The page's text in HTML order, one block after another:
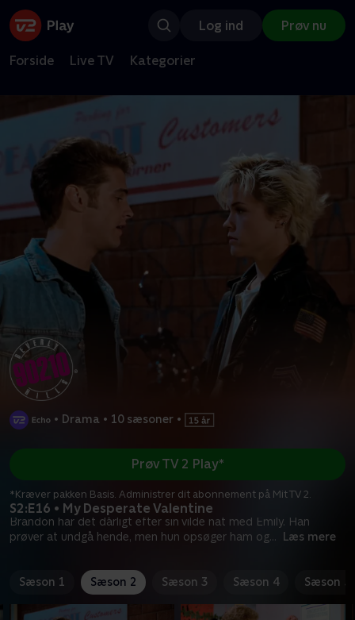
Log ind Prøv nu
Forside Live TV Kategorier
• Drama • 10 sæsoner •
S2:E16 • My Desperate Valentine
Brandon har det dårligt efter sin vilde nat med Emily. Han
prøver at undgå hende, men hun opsøger ham og... Læs mere
Prøv TV 2 Play*
*Kræver pakken Basis. Administrer dit abonnement på Mit TV 2.
Sæson 1 Sæson 2 Sæson 3 Sæson 4 Sæson 5